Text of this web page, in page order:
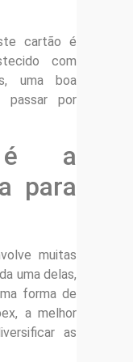
cartão é
com
uma boa
passar por
é a
para
muitas
uma delas,
forma de
a melhor
as